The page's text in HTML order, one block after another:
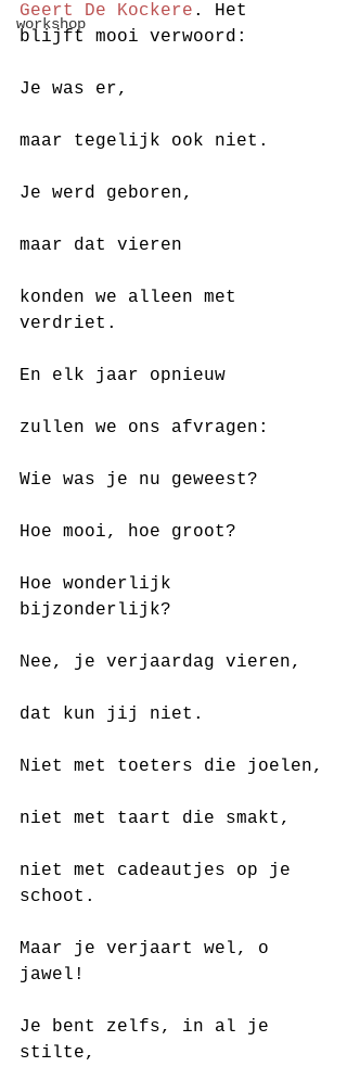
workshop
Geert De Kockere . Het
blijft mooi verwoord:
Je was er,
maar tegelijk ook niet.
Je werd geboren,
maar dat vieren
konden we alleen met
verdriet.
En elk jaar opnieuw
zullen we ons afvragen:
Wie was je nu geweest?
Hoe mooi, hoe groot?
Hoe wonderlijk
bijzonderlijk?
Nee, je verjaardag vieren,
dat kun jij niet.
Niet met toeters die joelen,
niet met taart die smakt,
niet met cadeautjes op je
schoot.
Maar je verjaart wel, o
jawel!
Je bent zelfs, in al je
stilte,